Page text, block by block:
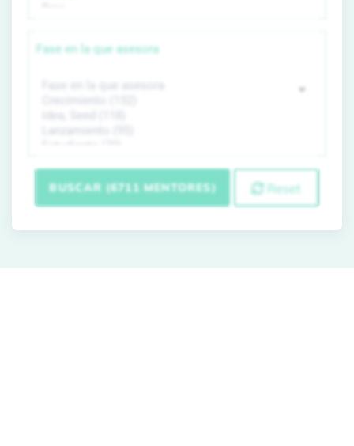
Fase en la que asesora
BUSCAR (6711 MENTORES) Reset